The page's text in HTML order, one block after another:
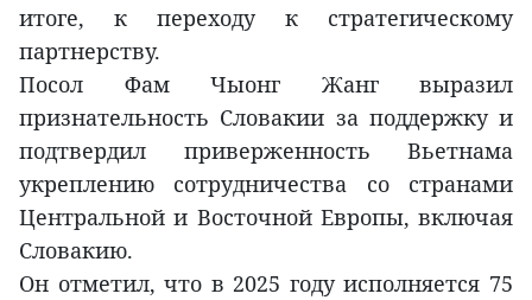
итоге, к переходу к стратегическому
партнерству.
Посол Фам Чыонг Жанг выразил
признательность Словакии за поддержку и
подтвердил приверженность Вьетнама
укреплению сотрудничества со странами
Центральной и Восточной Европы, включая
Словакию.
Он отметил, что в 2025 году исполняется 75